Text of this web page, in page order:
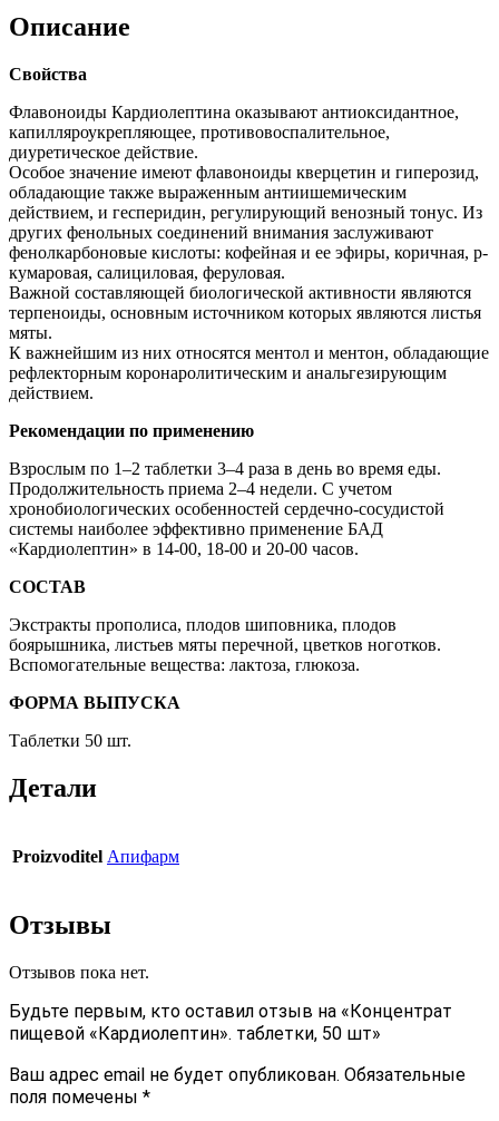
Описание
Свойства
Флавоноиды Кардиолептина оказывают антиоксидантное,
капилляроукрепляющее, противовоспалительное,
диуретическое действие.
Особое значение имеют флавоноиды кверцетин и гиперозид,
обладающие также выраженным антиишемическим
действием, и гесперидин, регулирующий венозный тонус. Из
других фенольных соединений внимания заслуживают
фенолкарбоновые кислоты: кофейная и ее эфиры, коричная, р-
кумаровая, салициловая, феруловая.
Важной составляющей биологической активности являются
терпеноиды, основным источником которых являются листья
мяты.
К важнейшим из них относятся ментол и ментон, обладающие
рефлекторным коронаролитическим и анальгезирующим
действием.
Рекомендации по применению
Взрослым по 1–2 таблетки 3–4 раза в день во время еды.
Продолжительность приема 2–4 недели. С учетом
хронобиологических особенностей сердечно-сосудистой
системы наиболее эффективно применение БАД
«Кардиолептин» в 14-00, 18-00 и 20-00 часов.
СОСТАВ
Экстракты прополиса, плодов шиповника, плодов
боярышника, листьев мяты перечной, цветков ноготков.
Вспомогательные вещества: лактоза, глюкоза.
ФОРМА ВЫПУСКА
Таблетки 50 шт.
Детали
Proizvoditel Апифарм
Отзывы
Отзывов пока нет.
Будьте первым, кто оставил отзыв на «Концентрат
пищевой «Кардиолептин». таблетки, 50 шт»
Ваш адрес email не будет опубликован. Обязательные
поля помечены *